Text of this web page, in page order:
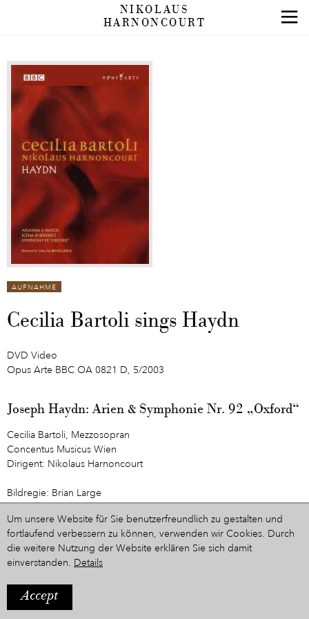
NIKOLAUS
HARNONCOURT
AUFNAHME
Cecilia Bartoli sings Haydn
DVD Video
Opus Arte BBC OA 0821 D, 5/2003
Joseph Haydn: Arien & Symphonie Nr. 92 „Oxford“
Cecilia Bartoli, Mezzosopran
Concentus Musicus Wien
Dirigent: Nikolaus Harnoncourt
Bildregie: Brian Large
1. Arianna a Naxos, Hob XXVIb:2
2. Berenice, que fai, Hob XXIVa:10
3. Symphonie Nr. 92 in G-Dur, Hob I:92 (Oxford)
Stefaniensaal.
Um unsere Website für Sie benutzerfreundlich zu gestalten und
fortlaufend verbessern zu können, verwenden wir Cookies. Durch
die weitere Nutzung der Website erklären Sie sich damit
einverstanden. Details
Accept